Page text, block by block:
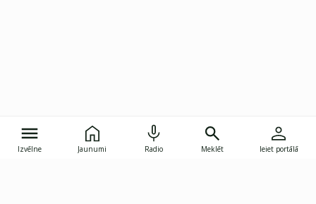
Izvēlne Jaunumi Radio Meklēt Ieiet portālā